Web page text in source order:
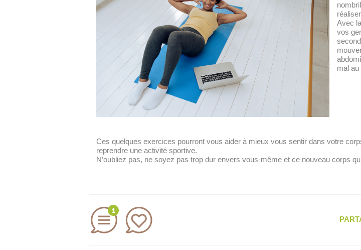
Avec
vos
mal au
Ces quelques exercices pourront vous aider à mieux vous sentir dans votre
reprendre une activité sportive.
N’oubliez pas, ne soyez pas trop dur envers vous-même et ce nouveau corps
1